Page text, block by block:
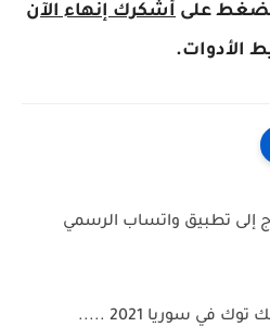
على أشكرك إنهاء الآن
الأدوات.
إلى تطبيق واتساب الرسمي
في سوريا 2021 .....